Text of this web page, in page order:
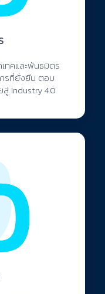
ทคและพันธมิตร
รที่ยั่งยืน ตอบ
Industry 4.0